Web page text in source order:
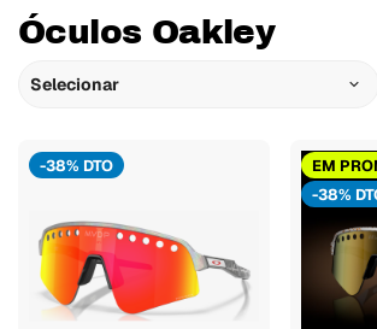
Óculos Oakley
Selecionar
-38% DTO
EM
-38%